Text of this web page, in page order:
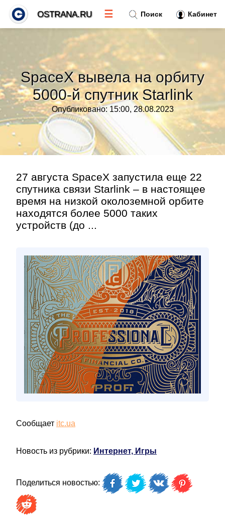
SpaceX вывела на орбиту
5000-й спутник Starlink
Опубликовано: 15:00, 28.08.2023
27 августа SpaceX запустила еще 22
спутника связи Starlink – в настоящее
время на низкой околоземной орбите
находятся более 5000 таких
устройств (до ...
Сообщает itc.ua
Новость из рубрики: Интернет, Игры
Поделиться новостью:
Поиск Кабинет
OSTRANA.RU ☰
Тренды новостей»
Рубрики»
Правила»
Контакт»